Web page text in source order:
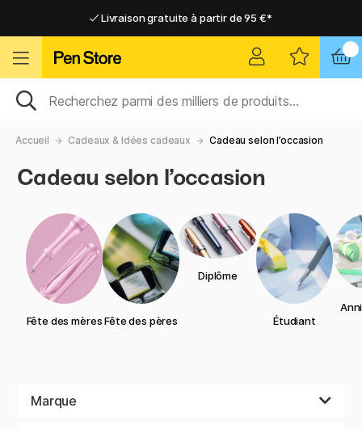
Livraison gratuite à partir de 95 €*
Livraison domicile ou point relais
Livraison gratuite à partir de 95 €*
Livraison domicile ou point relais
Accueil Cadeaux & Idées cadeaux Cadeau selon l’occasion
Cadeau selon l’occasion
Fête des mèresFête des pères
Diplôme
Étudiant
Marque